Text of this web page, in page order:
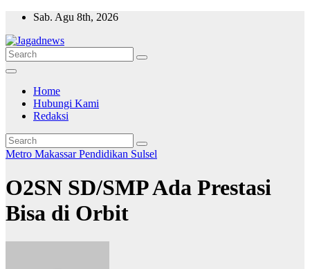
Skip
content
Sab. Agu 8th, 2026
Home
Hubungi Kami
Redaksi
Metro MakassarPendidikan Sulsel
O2SN SD/SMP Ada Prestasi
Bisa di Orbit